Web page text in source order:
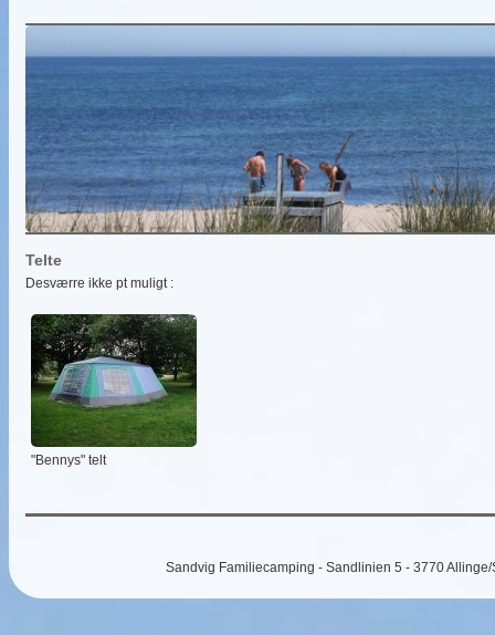
Telte
Desværre ikke pt muligt :
"Bennys" telt
Sandvig Familiecamping - Sandlinien 5 - 3770